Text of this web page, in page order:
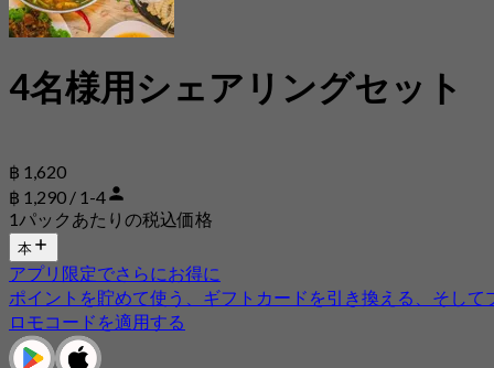
4名様用シェアリングセット
฿ 1,620
฿ 1,290 / 1-4
1パックあたりの税込価格
本
アプリ限定でさらにお得に
ポイントを貯めて使う、ギフトカードを引き換える、そして
ロモコードを適用する